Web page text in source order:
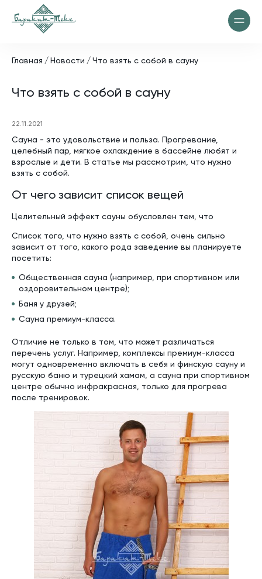
Главная Новости Что взять с собой в сауну
Что взять с собой в сауну
22.11.2021
Сауна - это удовольствие и польза. Прогревание,
целебный пар, мягкое охлаждение в бассейне любят и
взрослые и дети. В статье мы рассмотрим, что нужно
взять с собой.
От чего зависит список вещей
Целительный эффект сауны обусловлен тем, что
Список того, что нужно взять с собой, очень сильно
зависит от того, какого рода заведение вы планируете
посетить:
Общественная сауна (например, при спортивном или
оздоровительном центре);
Баня у друзей;
Сауна премиум-класса.
Отличие не только в том, что может различаться
перечень услуг. Например, комплексы премиум-класса
могут одновременно включать в себя и финскую сауну и
русскую баню и турецкий хамам, а сауна при спортивном
центре обычно инфракрасная, только для прогрева
после тренировок.